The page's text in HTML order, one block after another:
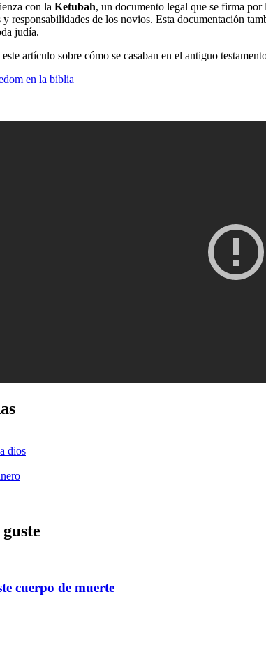
con la Ketubah, un documento legal que se firma
responsabilidades de los novios. Esta documentación
judía.
artículo sobre cómo se casaban en el antiguo
en la biblia
dios
cuerpo de muerte